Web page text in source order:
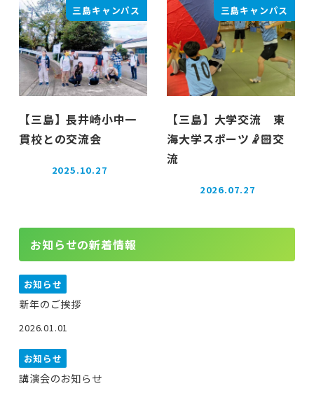
三島キャンパス
【三島】長井崎小中一
貫校との交流会
投稿日
2025.10.27
三島キャンパス
【三島】大学交流 東
海大学スポーツ🤾🏻交
流
投稿日
2026.07.27
お知らせの新着情報
お知らせ
新年のご挨拶
2026.01.01
お知らせ
講演会のお知らせ